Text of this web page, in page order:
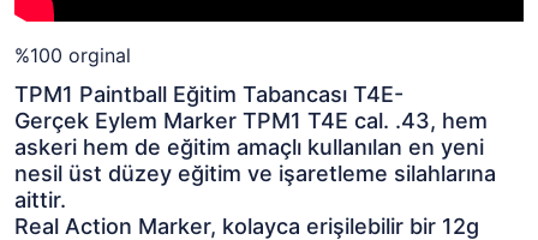
%100 orginal
TPM1 Paintball Eğitim Tabancası T4E-
Gerçek Eylem Marker TPM1 T4E cal. .43, hem
askeri hem de eğitim amaçlı kullanılan en yeni
nesil üst düzey eğitim ve işaretleme silahlarına
aittir.
Real Action Marker, kolayca erişilebilir bir 12g